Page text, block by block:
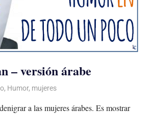
– versión árabe
un Poco
, Humor, mujeres
a las mujeres árabes. Es mostrar